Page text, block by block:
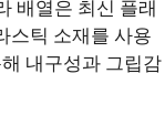
배열은 최신 플래
스틱 소재를 사용
내구성과 그립감